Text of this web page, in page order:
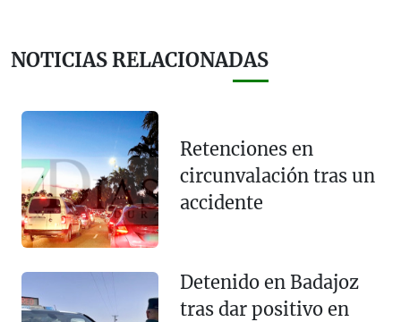
NOTICIAS RELACIONADAS
Retenciones en
circunvalación tras un
accidente
Detenido en Badajoz
tras dar positivo en